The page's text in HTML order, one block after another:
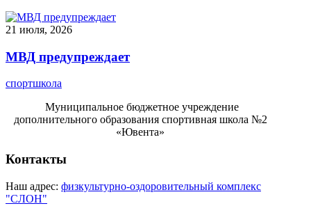
21 июля, 2026
МВД предупреждает
спортшкола
Муниципальное бюджетное учреждение
дополнительного образования спортивная школа №2
«Ювента»
Контакты
Наш адрес: физкультурно-оздоровительный комплекс
"СЛОН"